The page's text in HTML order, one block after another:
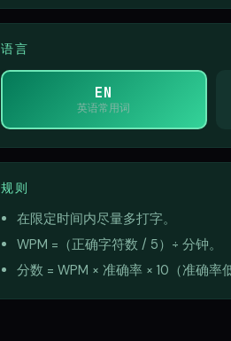
语言
EN
英语常用词
规则
在限定时间内尽量多打字。
WPM =（正确字符数 / 5）÷ 分钟。
分数 = WPM × 准确率 × 10（准确率